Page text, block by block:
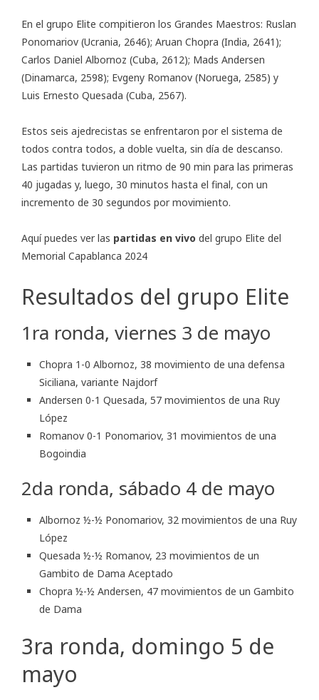
En el grupo Elite compitieron los Grandes Maestros: Ruslan
Ponomariov (Ucrania, 2646); Aruan Chopra (India, 2641);
Carlos Daniel Albornoz (Cuba, 2612); Mads Andersen
(Dinamarca, 2598); Evgeny Romanov (Noruega, 2585) y
Luis Ernesto Quesada (Cuba, 2567).
Estos seis ajedrecistas se enfrentaron por el sistema de
todos contra todos, a doble vuelta, sin día de descanso.
Las partidas tuvieron un ritmo de 90 min para las primeras
40 jugadas y, luego, 30 minutos hasta el final, con un
incremento de 30 segundos por movimiento.
Aquí puedes ver las partidas en vivo del grupo Elite del
Memorial Capablanca 2024
Resultados del grupo Elite
1ra ronda, viernes 3 de mayo
Chopra 1-0 Albornoz, 38 movimiento de una defensa
Siciliana, variante Najdorf
Andersen 0-1 Quesada, 57 movimientos de una Ruy
López
Romanov 0-1 Ponomariov, 31 movimientos de una
Bogoindia
2da ronda, sábado 4 de mayo
Albornoz ½-½ Ponomariov, 32 movimientos de una Ruy
López
Quesada ½-½ Romanov, 23 movimientos de un
Gambito de Dama Aceptado
Chopra ½-½ Andersen, 47 movimientos de un Gambito
de Dama
3ra ronda, domingo 5 de
mayo